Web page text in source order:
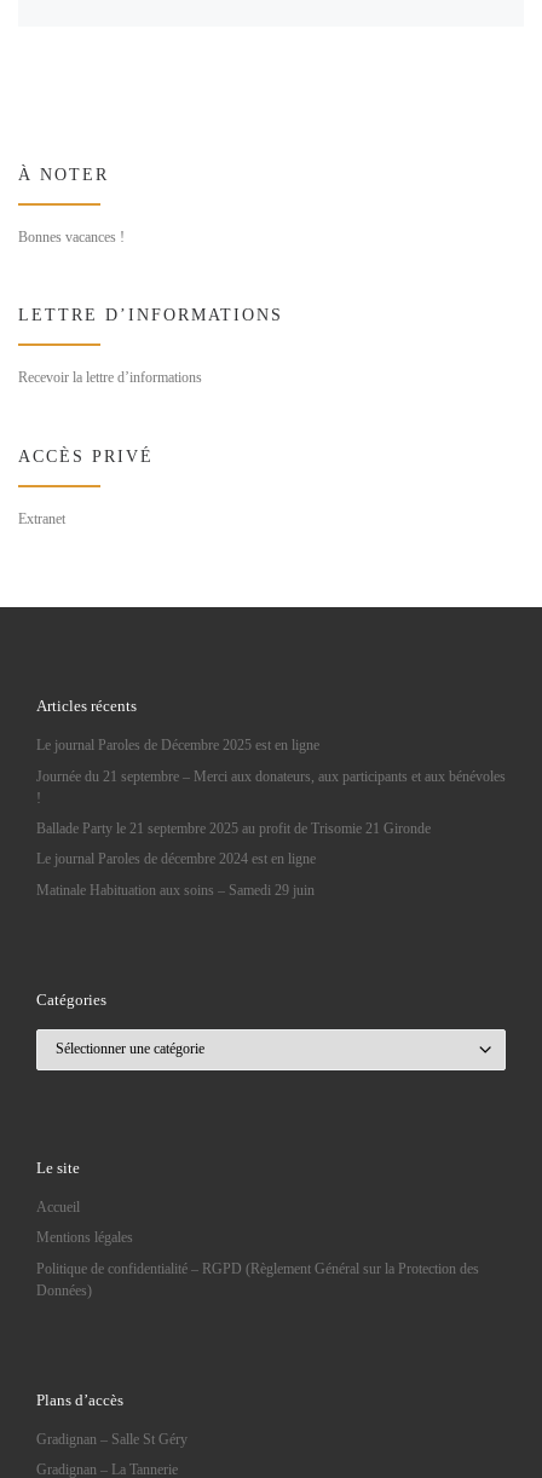
À NOTER
Bonnes vacances !
LETTRE D’INFORMATIONS
Recevoir la lettre d’informations
ACCÈS PRIVÉ
Extranet
Articles récents
Le journal Paroles de Décembre 2025 est en ligne
Journée du 21 septembre – Merci aux donateurs, aux participants et aux bénévoles
!
Ballade Party le 21 septembre 2025 au profit de Trisomie 21 Gironde
Le journal Paroles de décembre 2024 est en ligne
Matinale Habituation aux soins – Samedi 29 juin
Catégories
Le site
Accueil
Mentions légales
Politique de confidentialité – RGPD (Règlement Général sur la Protection des
Données)
Plans d’accès
Gradignan – Salle St Géry
Gradignan – La Tannerie